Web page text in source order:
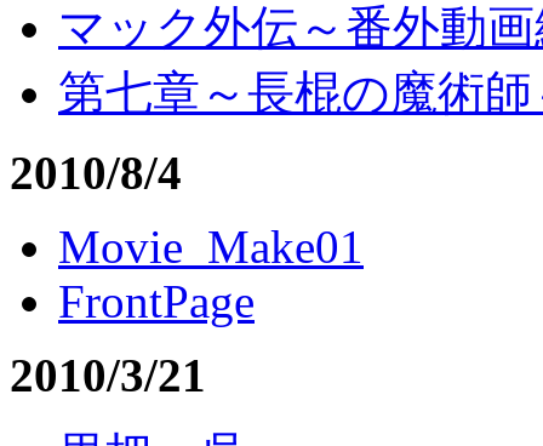
マック外伝～番外動
第七章～長棍の魔術師
2010/8/4
Movie_Make01
FrontPage
2010/3/21